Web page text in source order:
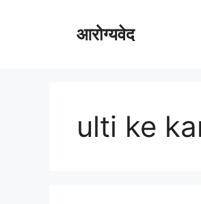
आरोग्यवेद
ulti ke